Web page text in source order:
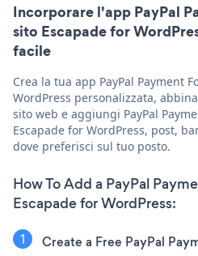
Incorporare l'app PayPal
sito Escapade for
facile
Crea la tua app PayPal Payment
WordPress personalizzata,
sito web e aggiungi PayPal
Escapade for WordPress, post,
dove preferisci sul tuo posto.
How To Add a PayPal
Escapade for WordPress:
Create a Free PayPal